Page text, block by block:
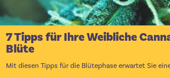
7 Tipps für Ihre Weibliche
Blüte
Mit diesen Tipps für die Blütephase erwartet Sie